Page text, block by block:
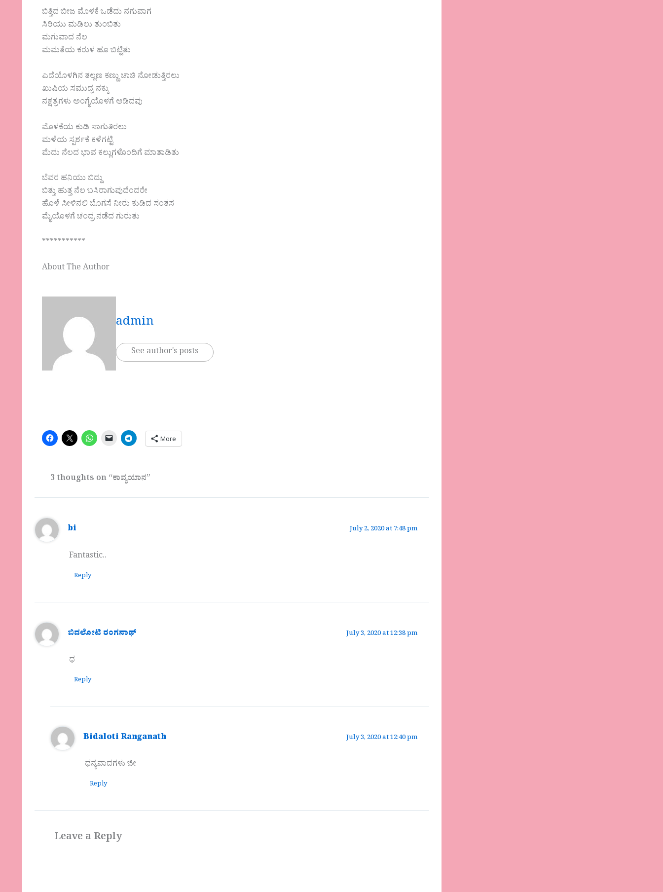
ಬಿತ್ತಿದ ಬೀಜ ಮೊಳಕೆ ಒಡೆದು ನಗುವಾಗ
ಸಿರಿಯು ಮಡಿಲು ತುಂಬಿತು
ಮಗುವಾದ ನೆಲ
ಮಮತೆಯ ಕರುಳ ಹೂ ಬಿಟ್ಟಿತು
ಎದೆಯೊಳಗಿನ ತಲ್ಲಣ ಕಣ್ಣು ಚಾಚಿ ನೋಡುತ್ತಿರಲು
ಖುಷಿಯ ಸಮುದ್ರ ನಕ್ಕು
ನಕ್ಷತ್ರಗಳು ಅಂಗೈಯೊಳಗೆ ಆಡಿದವು
ಮೊಳಕೆಯ ಕುಡಿ ಸಾಗುತಿರಲು
ಮಳೆಯ ಸ್ಪರ್ಶಕೆ ಕಳೆಗಟ್ಟಿ
ಮೆದು ನೆಲದ ಭಾವ ಕಲ್ಲುಗಳೊಂದಿಗೆ ಮಾತಾಡಿತು
ಬೆವರ ಹನಿಯು ಬಿದ್ದು
ಬಿತ್ತು ಹುತ್ತ ನೆಲ ಬಸಿರಾಗುವುದೆಂದರೇ
ಹೊಳೆ ಸೀಳಿನಲಿ ಬೊಗಸೆ ನೀರು ಕುಡಿದ ಸಂತಸ
ಮೈಯೊಳಗೆ ಚಂದ್ರ ನಡೆದ ಗುರುತು
***********
About The Author
admin
See author's posts
More
3 thoughts on “ಕಾವ್ಯಯಾನ”
bi July 2, 2020 at 7:48 pm
Fantastic..
Reply
ಬಿದಲೋಟಿ ರಂಗನಾಥ್ July 3, 2020 at 12:38 pm
ಧ
Reply
Bidaloti Ranganath July 3, 2020 at 12:40 pm
ಧನ್ಯವಾದಗಳು ಜೀ
Reply
Leave a Reply